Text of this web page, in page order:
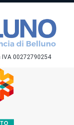
IVA 00272790254